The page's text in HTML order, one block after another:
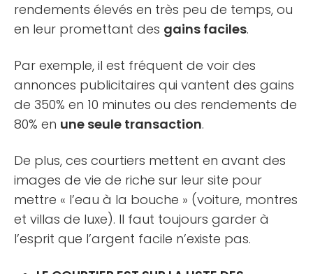
rendements élevés en très peu de temps, ou
en leur promettant des gains faciles.
Par exemple, il est fréquent de voir des
annonces publicitaires qui vantent des gains
de 350% en 10 minutes ou des rendements de
80% en une seule transaction.
De plus, ces courtiers mettent en avant des
images de vie de riche sur leur site pour
mettre « l’eau à la bouche » (voiture, montres
et villas de luxe). Il faut toujours garder à
l’esprit que l’argent facile n’existe pas.